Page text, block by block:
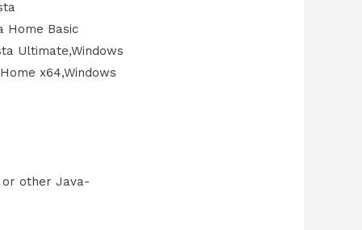
Home Basic
Ultimate,Windows
x64,Windows
or other Java-